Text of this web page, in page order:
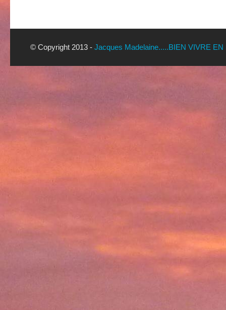
© Copyright 2013 - Jacques Madelaine.....BIEN VIVRE EN